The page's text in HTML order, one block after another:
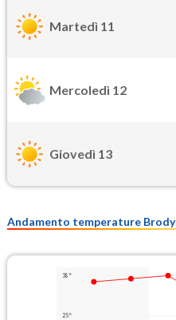
Martedì 11
Mercoledì 12
Giovedì 13
Andamento temperature Brody
38°
25°